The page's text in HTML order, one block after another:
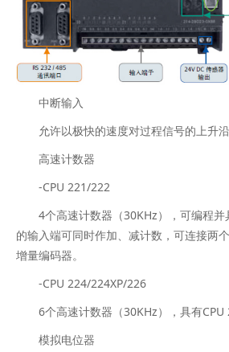
中断输入
允许以极快的速度对过程信号的上升沿
高速计数器
-CPU 221/222
4个高速计数器（30KHz），可编程并
的输入端可同时作加、减计数，可连接两
增量编码器。
-CPU 224/224XP/226
6个高速计数器（30KHz），具有CPU
模拟电位器